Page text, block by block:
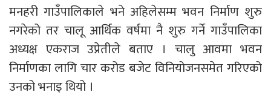
मनहरी गाउँपालिकाले भने अहिलेसम्म भवन निर्माण शुरु
नगरेको तर चालू आर्थिक वर्षमा नै शुरु गर्ने गाउँपालिका
अध्यक्ष एकराज उप्रेतीले बताए । चालु आवमा भवन
निर्माणका लागि चार करोड बजेट विनियोजनसमेत गरिएको
उनको भनाइ थियो ।